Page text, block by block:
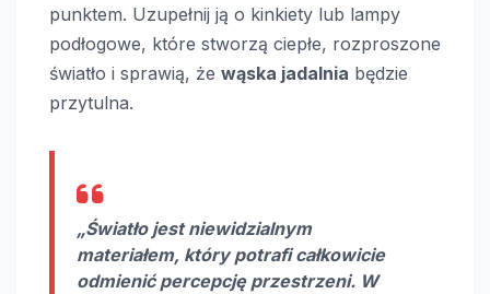
punktem. Uzupełnij ją o kinkiety lub lampy
podłogowe, które stworzą ciepłe, rozproszone
światło i sprawią, że wąska jadalnia będzie
przytulna.
„Światło jest niewidzialnym
materiałem, który potrafi całkowicie
odmienić percepcję przestrzeni. W